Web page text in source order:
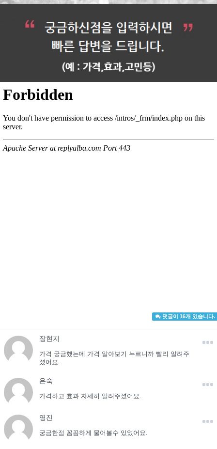
댓글이 16개 있습니다.
장현지
가격 궁금했는데 가격 알아보기 누르니까 빨리 알려주
셨어요.
은숙
가격하고 효과 자세히 알려주셨어요.
영진
궁금한점 꼼꼼하게 물어볼수 있었어요.